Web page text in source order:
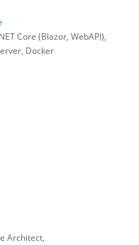
Core (Blazor, WebAPI),
Docker
Architect,